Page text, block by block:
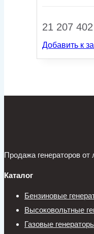
21 207 402
Добавить к
Продажа генераторов
Каталог
Бензиновые
Высоковольтные
Газовые